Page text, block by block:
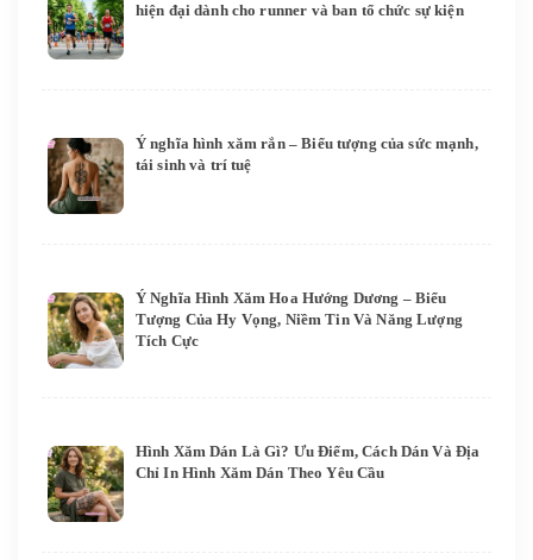
hiện đại dành cho runner và ban tổ chức sự kiện
Ý nghĩa hình xăm rắn – Biểu tượng của sức mạnh,
tái sinh và trí tuệ
Ý Nghĩa Hình Xăm Hoa Hướng Dương – Biểu
Tượng Của Hy Vọng, Niềm Tin Và Năng Lượng
Tích Cực
Hình Xăm Dán Là Gì? Ưu Điểm, Cách Dán Và Địa
Chỉ In Hình Xăm Dán Theo Yêu Cầu